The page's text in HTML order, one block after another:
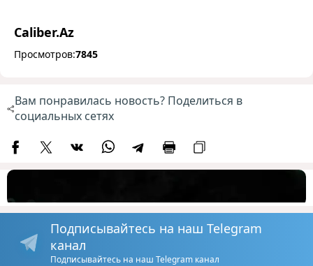
Caliber.Az
Просмотров:7845
Вам понравилась новость? Поделиться в
социальных сетях
Подписывайтесь на наш Telegram
канал
Подписывайтесь на наш Telegram канал